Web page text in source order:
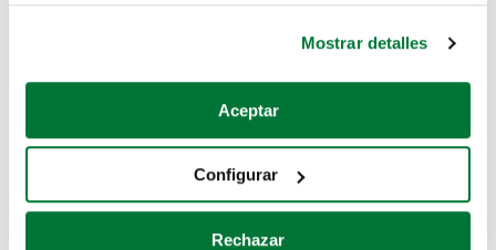
Si lo permite, también quisiéramos:
Recopilar información sobre su ubicación geográfica
Identificar su dispositivo analizándolo activamente
para buscar características específicas (huellas
Mostrar detalles
Aceptar
Configurar
Rechazar
Coches de segunda mano
Coches de km0